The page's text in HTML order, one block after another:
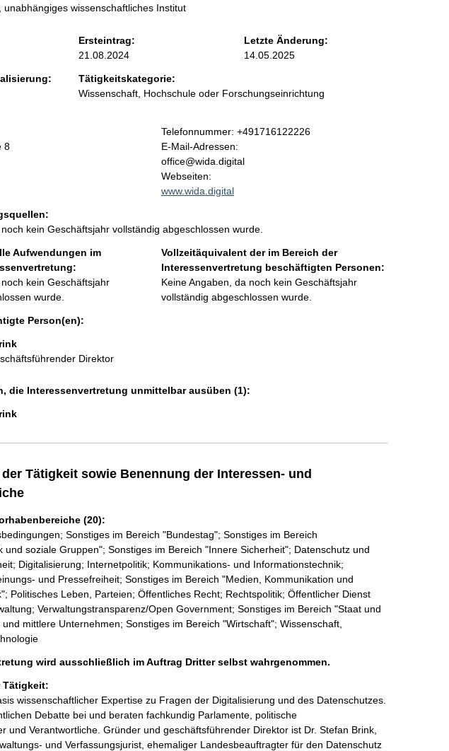
wissenschaftliches Institut
Ersteintrag:
21.08.2024
Letzte Änderung:
14.05.2025
Tätigkeitskategorie:
Wissenschaft, Hochschule oder Forschungseinrichtung
8
K
o
n
t
a
n
f
o
r
Telefonnummer: +491716122226
E-Mail-Adressen:
office@wida.digital
Webseiten:
www.wida.digital
kein Geschäftsjahr vollständig abgeschlossen wurde.
Aufwendungen im
kein Geschäftsjahr
wurde.
Vollzeitäquivalent der im Bereich der
Interessenvertretung beschäftigten Personen:
Keine Angaben, da noch kein Geschäftsjahr
vollständig abgeschlossen wurde.
Person(en):
Direktor
die Interessenvertretung unmittelbar ausüben (1):
Tätigkeit sowie Benennung der Interessen- und
(20):
Sonstiges im Bereich "Bundestag"; Sonstiges im Bereich
und soziale Gruppen"; Sonstiges im Bereich "Innere Sicherheit"; Datenschutz und
Digitalisierung; Internetpolitik; Kommunikations- und Informationstechnik;
und Pressefreiheit; Sonstiges im Bereich "Medien, Kommunikation und
Politisches Leben, Parteien; Öffentliches Recht; Rechtspolitik; Öffentlicher Dienst
Verwaltungstransparenz/Open Government; Sonstiges im Bereich "Staat und
mittlere Unternehmen; Sonstiges im Bereich "Wirtschaft"; Wissenschaft,
wird ausschließlich im Auftrag Dritter selbst wahrgenommen.
Tätigkeit:
wissenschaftlicher Expertise zu Fragen der Digitalisierung und des Datenschutzes.
Debatte bei und beraten fachkundig Parlamente, politische
und Verantwortliche. Gründer und geschäftsführender Direktor ist Dr. Stefan Brink,
und Verfassungsjurist, ehemaliger Landesbeauftragter für den Datenschutz